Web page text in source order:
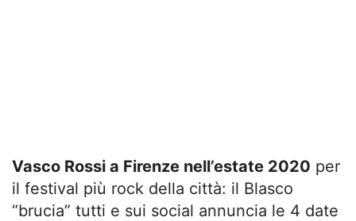
Vasco Rossi a Firenze nell’estate 2020 per
il festival più rock della città: il Blasco
“brucia” tutti e sui social annuncia le 4 date